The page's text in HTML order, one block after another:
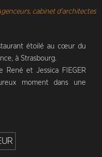
cabinet d'architectes
étoilé au cœur du
à Strasbourg.
et Jessica FIEGER
moment dans une